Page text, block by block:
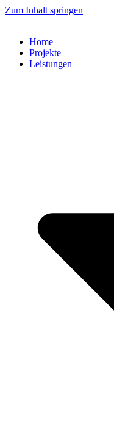
Zum Inhalt springen
Home
Projekte
Leistungen